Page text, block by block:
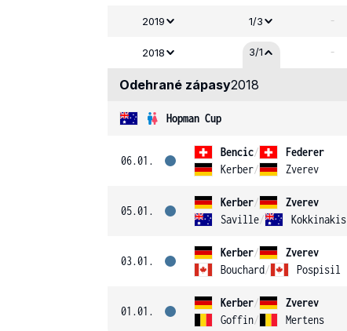
2019 1/3 -
2018 3/1 -
Odehrané zápasy2018
Hopman Cup
06.01.
Bencic/
Federer
Kerber/ Zverev
05.01.
Kerber/
Zverev
Saville/ Kokkinakis
03.01.
Kerber/
Zverev
Bouchard/ Pospisil
01.01.
Kerber/
Zverev
Goffin/ Mertens